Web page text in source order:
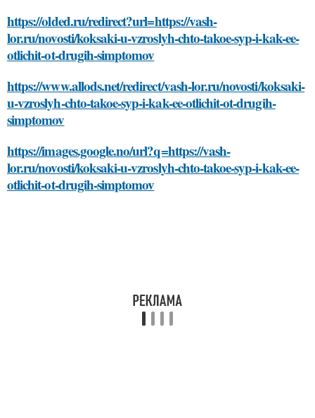
https://olded.ru/redirect?url=https://vash-
lor.ru/novosti/koksaki-u-vzroslyh-chto-takoe-syp-i-kak-ee-
otlichit-ot-drugih-simptomov
https://www.allods.net/redirect/vash-lor.ru/novosti/koksaki-
u-vzroslyh-chto-takoe-syp-i-kak-ee-otlichit-ot-drugih-
simptomov
https://images.google.no/url?q=https://vash-
lor.ru/novosti/koksaki-u-vzroslyh-chto-takoe-syp-i-kak-ee-
otlichit-ot-drugih-simptomov